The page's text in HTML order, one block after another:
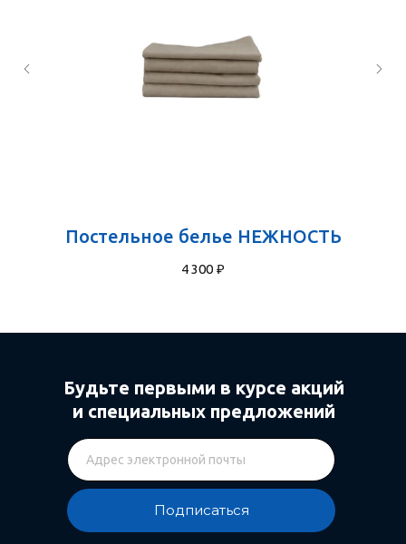
Постельное белье НЕЖНОСТЬ
4 300 ₽
Будьте первыми в курсе акций
и специальных предложений
Подписаться